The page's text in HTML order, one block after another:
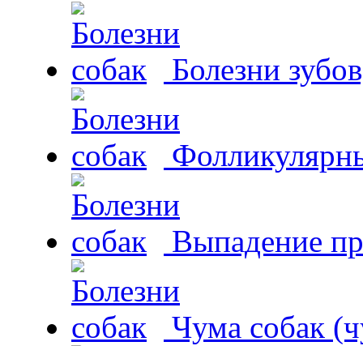
Болезни
Выпадение
Чума собак